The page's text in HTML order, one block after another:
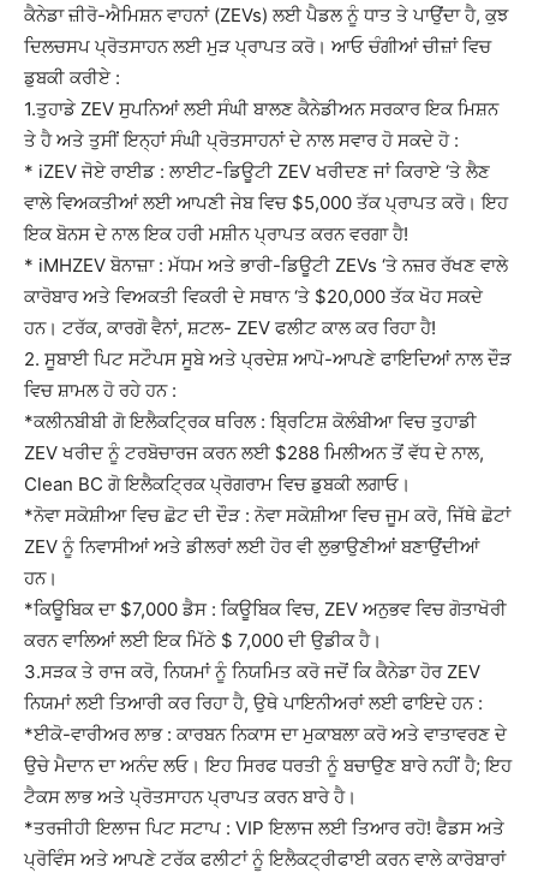
ਕੈਨੇਡਾ ਜ਼ੀਰੋ-ਐਮਿਸ਼ਨ ਵਾਹਨਾਂ (ZEVs) ਲਈ ਪੈਡਲ ਨੂੰ ਧਾਤ ਤੇ ਪਾਉਂਦਾ ਹੈ, ਕੁਝ
ਦਿਲਚਸਪ ਪ੍ਰੋਤਸਾਹਨ ਲਈ ਮੁੜ ਪ੍ਰਾਪਤ ਕਰੋ। ਆਓ ਚੰਗੀਆਂ ਚੀਜ਼ਾਂ ਵਿਚ
ਡੁਬਕੀ ਕਰੀਏ :
1.ਤੁਹਾਡੇ ZEV ਸੁਪਨਿਆਂ ਲਈ ਸੰਘੀ ਬਾਲਣ ਕੈਨੇਡੀਅਨ ਸਰਕਾਰ ਇਕ ਮਿਸ਼ਨ
ਤੇ ਹੈ ਅਤੇ ਤੁਸੀਂ ਇਨ੍ਹਾਂ ਸੰਘੀ ਪ੍ਰੋਤਸਾਹਨਾਂ ਦੇ ਨਾਲ ਸਵਾਰ ਹੋ ਸਕਦੇ ਹੋ :
* iZEV ਜੋਏ ਰਾਈਡ : ਲਾਈਟ-ਡਿਊਟੀ ZEV ਖਰੀਦਣ ਜਾਂ ਕਿਰਾਏ ‘ਤੇ ਲੈਣ
ਵਾਲੇ ਵਿਅਕਤੀਆਂ ਲਈ ਆਪਣੀ ਜੇਬ ਵਿਚ $5,000 ਤੱਕ ਪ੍ਰਾਪਤ ਕਰੋ। ਇਹ
ਇਕ ਬੋਨਸ ਦੇ ਨਾਲ ਇਕ ਹਰੀ ਮਸ਼ੀਨ ਪ੍ਰਾਪਤ ਕਰਨ ਵਰਗਾ ਹੈ!
* iMHZEV ਬੋਨਾਜ਼ਾ : ਮੱਧਮ ਅਤੇ ਭਾਰੀ-ਡਿਊਟੀ ZEVs ‘ਤੇ ਨਜ਼ਰ ਰੱਖਣ ਵਾਲੇ
ਕਾਰੋਬਾਰ ਅਤੇ ਵਿਅਕਤੀ ਵਿਕਰੀ ਦੇ ਸਥਾਨ ‘ਤੇ $20,000 ਤੱਕ ਖੋਹ ਸਕਦੇ
ਹਨ। ਟਰੱਕ, ਕਾਰਗੋ ਵੈਨਾਂ, ਸ਼ਟਲ- ZEV ਫਲੀਟ ਕਾਲ ਕਰ ਰਿਹਾ ਹੈ!
2. ਸੂਬਾਈ ਪਿਟ ਸਟੌਪਸ ਸੂਬੇ ਅਤੇ ਪ੍ਰਦੇਸ਼ ਆਪੋ-ਆਪਣੇ ਫਾਇਦਿਆਂ ਨਾਲ ਦੌੜ
ਵਿਚ ਸ਼ਾਮਲ ਹੋ ਰਹੇ ਹਨ :
*ਕਲੀਨਬੀਬੀ ਗੋ ਇਲੈਕਟ੍ਰਿਕ ਥਰਿਲ : ਬ੍ਰਿਟਿਸ਼ ਕੋਲੰਬੀਆ ਵਿਚ ਤੁਹਾਡੀ
ZEV ਖਰੀਦ ਨੂੰ ਟਰਬੋਚਾਰਜ ਕਰਨ ਲਈ $288 ਮਿਲੀਅਨ ਤੋਂ ਵੱਧ ਦੇ ਨਾਲ,
Clean BC ਗੋ ਇਲੈਕਟ੍ਰਿਕ ਪ੍ਰੋਗਰਾਮ ਵਿਚ ਡੁਬਕੀ ਲਗਾਓ।
*ਨੋਵਾ ਸਕੋਸ਼ੀਆ ਵਿਚ ਛੋਟ ਦੀ ਦੌੜ : ਨੋਵਾ ਸਕੋਸ਼ੀਆ ਵਿਚ ਜੂਮ ਕਰੋ, ਜਿੱਥੇ ਛੋਟਾਂ
ZEV ਨੂੰ ਨਿਵਾਸੀਆਂ ਅਤੇ ਡੀਲਰਾਂ ਲਈ ਹੋਰ ਵੀ ਲੁਭਾਉਣੀਆਂ ਬਣਾਉਂਦੀਆਂ
ਹਨ।
*ਕਿਊਬਿਕ ਦਾ $7,000 ਡੈਸ : ਕਿਊਬਿਕ ਵਿਚ, ZEV ਅਨੁਭਵ ਵਿਚ ਗੋਤਾਖੋਰੀ
ਕਰਨ ਵਾਲਿਆਂ ਲਈ ਇਕ ਮਿੱਠੇ $ 7,000 ਦੀ ਉਡੀਕ ਹੈ।
3.ਸੜਕ ਤੇ ਰਾਜ ਕਰੋ, ਨਿਯਮਾਂ ਨੂੰ ਨਿਯਮਿਤ ਕਰੋ ਜਦੋਂ ਕਿ ਕੈਨੇਡਾ ਹੋਰ ZEV
ਨਿਯਮਾਂ ਲਈ ਤਿਆਰੀ ਕਰ ਰਿਹਾ ਹੈ, ਉਥੇ ਪਾਇਨੀਅਰਾਂ ਲਈ ਫਾਇਦੇ ਹਨ :
*ਈਕੋ-ਵਾਰੀਅਰ ਲਾਭ : ਕਾਰਬਨ ਨਿਕਾਸ ਦਾ ਮੁਕਾਬਲਾ ਕਰੋ ਅਤੇ ਵਾਤਾਵਰਣ ਦੇ
ਉਚੇ ਮੈਦਾਨ ਦਾ ਅਨੰਦ ਲਓ। ਇਹ ਸਿਰਫ ਧਰਤੀ ਨੂੰ ਬਚਾਉਣ ਬਾਰੇ ਨਹੀਂ ਹੈ; ਇਹ
ਟੈਕਸ ਲਾਭ ਅਤੇ ਪ੍ਰੋਤਸਾਹਨ ਪ੍ਰਾਪਤ ਕਰਨ ਬਾਰੇ ਹੈ।
*ਤਰਜੀਹੀ ਇਲਾਜ ਪਿਟ ਸਟਾਪ : VIP ਇਲਾਜ ਲਈ ਤਿਆਰ ਰਹੋ! ਫੈਡਸ ਅਤੇ
ਪ੍ਰੋਵਿੰਸ ਅਤੇ ਆਪਣੇ ਟਰੱਕ ਫਲੀਟਾਂ ਨੂੰ ਇਲੈਕਟ੍ਰੀਫਾਈ ਕਰਨ ਵਾਲੇ ਕਾਰੋਬਾਰਾਂ